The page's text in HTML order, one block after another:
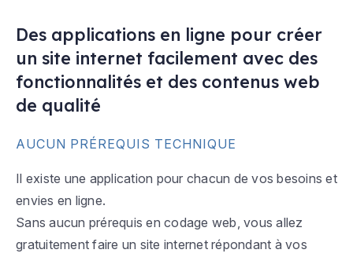
Des applications en ligne pour créer
un site internet facilement avec des
fonctionnalités et des contenus web
de qualité
AUCUN PRÉREQUIS TECHNIQUE
Il existe une application pour chacun de vos besoins et
envies en ligne.
Sans aucun prérequis en codage web, vous allez
gratuitement faire un site internet répondant à vos